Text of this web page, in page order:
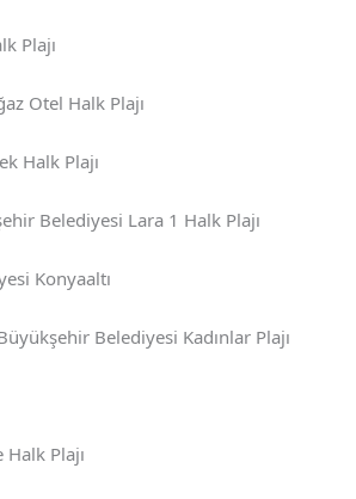
Plajı
Otel Halk Plajı
Halk Plajı
Belediyesi Lara 1 Halk Plajı
Konyaaltı
Belediyesi Kadınlar Plajı
Plajı